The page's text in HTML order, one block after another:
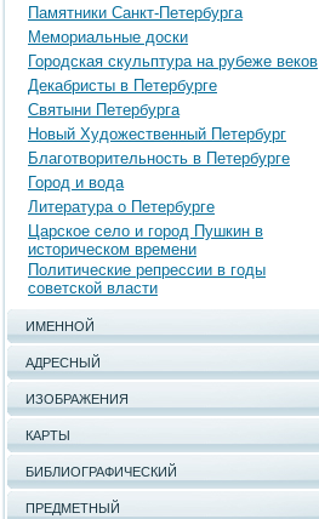
Памятники Санкт-Петербурга
Мемориальные доски
Городская скульптура на рубеже веков
Декабристы в Петербурге
Святыни Петербурга
Новый Художественный Петербург
Благотворительность в Петербурге
Город и вода
Литература о Петербурге
Царское село и город Пушкин в
историческом времени
Политические репрессии в годы
советской власти
ИМЕННОЙ
АДРЕСНЫЙ
ИЗОБРАЖЕНИЯ
КАРТЫ
БИБЛИОГРАФИЧЕСКИЙ
ПРЕДМЕТНЫЙ